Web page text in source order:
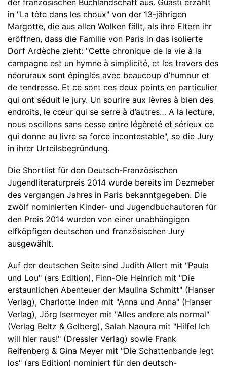
in "La tête dans les choux" von der 13-jährigen
Margotte, die aus allen Wolken fällt, als ihre Eltern ihr
eröffnen, dass die Familie von Paris in das isolierte
Dorf Ardèche zieht: "Cette chronique de la vie à la
campagne est un hymne à simplicité, et les travers des
néoruraux sont épinglés avec beaucoup d’humour et
de tendresse. Et ce sont ces deux points en particulier
qui ont séduit le jury. Un sourire aux lèvres à bien des
endroits, le cœur qui se serre à d’autres… A la lecture,
nous oscillons sans cesse entre légèreté et sérieux ce
qui donne au livre sa force incontestable", so die Jury
in ihrer Urteilsbegründung.
Die Shortlist für den Deutsch-Französischen
Jugendliteraturpreis 2014 wurde bereits im Dezmeber
des vergangen Jahres in Paris bekanntgegeben. Die
zwölf nominierten Kinder- und Jugendbuchautoren für
den Preis 2014 wurden von einer unabhängigen
elfköpfigen deutschen und französischen Jury
ausgewählt.
Auf der deutschen Seite sind Judith Allert mit "Paula
und Lou" (ars Edition), Finn-Ole Heinrich mit "Die
erstaunlichen Abenteuer der Maulina Schmitt" (Hanser
Verlag), Charlotte Inden mit "Anna und Anna" (Hanser
Verlag), Jörg Isermeyer mit "Alles andere als normal"
(Verlag Beltz & Gelberg), Salah Naoura mit "Hilfe! Ich
will hier raus!" (Dressler Verlag) sowie Frank
Reifenberg & Gina Meyer mit "Die Schattenbande legt
los" (ars Edition) nominiert für den deutsch-